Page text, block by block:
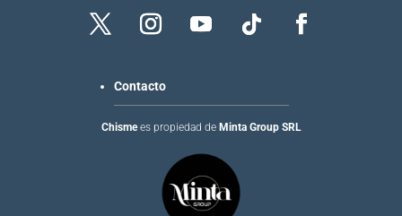
Contacto
Chismees propiedad de Minta Group SRL